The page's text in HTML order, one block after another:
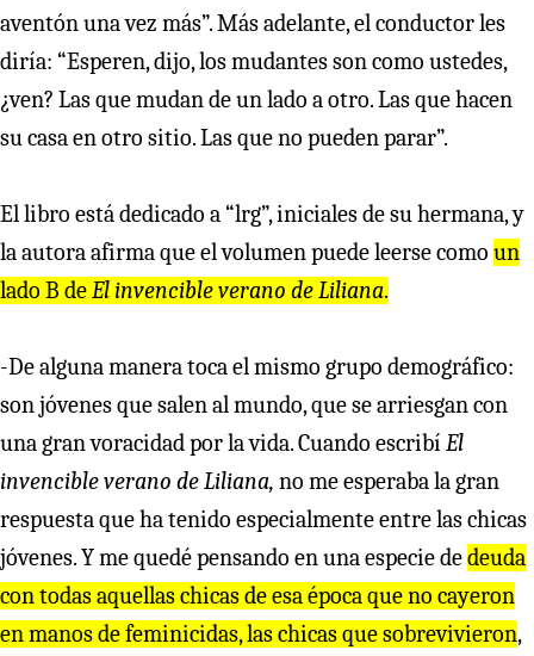
aventón una vez más”. Más adelante, el conductor les
diría: “Esperen, dijo, los mudantes son como ustedes,
¿ven? Las que mudan de un lado a otro. Las que hacen
su casa en otro sitio. Las que no pueden parar”.
El libro está dedicado a “lrg”, iniciales de su hermana, y
la autora afirma que el volumen puede leerse como un
lado B deEl invencible verano de Liliana.
-De alguna manera toca el mismo grupo demográfico:
son jóvenes que salen al mundo, que se arriesgan con
una gran voracidad por la vida. Cuando escribí El
invencible verano de Liliana, no me esperaba la gran
respuesta que ha tenido especialmente entre las chicas
jóvenes. Y me quedé pensando en una especie dedeuda
con todas aquellas chicas de esa época que no cayeron
en manos de feminicidas, las chicas que sobrevivieron,